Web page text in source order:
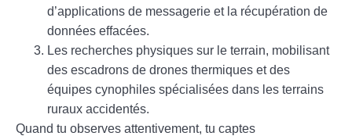
d’applications de messagerie et la récupération de
données effacées.
Les recherches physiques sur le terrain, mobilisant
des escadrons de drones thermiques et des
équipes cynophiles spécialisées dans les terrains
ruraux accidentés.
Quand tu observes attentivement, tu captes